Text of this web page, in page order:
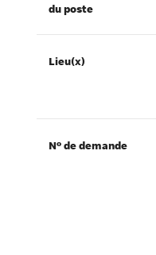
du poste
Lieu(x)
Nº de demande